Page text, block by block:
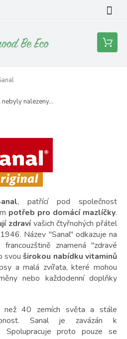
Nákupní
košík
, patřící pod společnost
potřeb pro domácí mazlíčky.
zdravívašich čtyřnohých přátel
Název "Sanal" odkazuje na
znamená "zdravé
svouširokou nabídku vitaminů
a malá zvířata, které mohou
nebo každodenní doplňky
než 40 zemích světa a stále
Sanal je zavázán k
. Spolupracuje proto pouze se
nebyly nalezeny...